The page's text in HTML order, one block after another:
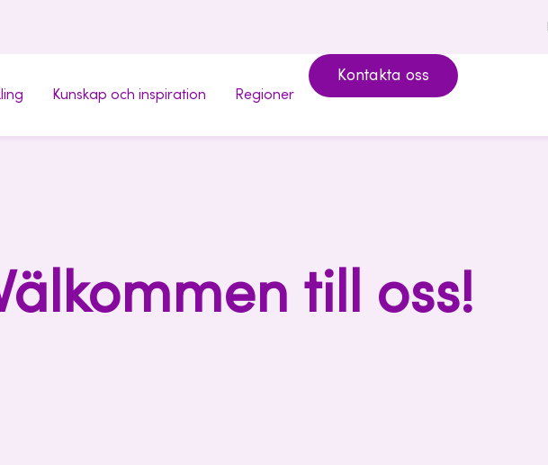
Kunskap och inspiration Regioner
Kontakta oss
till oss!